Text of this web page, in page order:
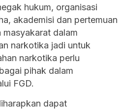
hukum, organisasi
akademisi dan pertemuan
dalam
narkotika jadi untuk
narkotika perlu
pihak dalam
FGD.
dapat